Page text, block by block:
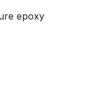
epoxy